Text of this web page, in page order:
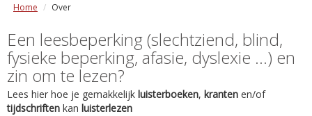
Home Over
Een leesbeperking (slechtziend, blind,
fysieke beperking, afasie, dyslexie ...) en
zin om te lezen?
Lees hier hoe je gemakkelijk luisterboeken, kranten en/of
tijdschriften kan luisterlezen